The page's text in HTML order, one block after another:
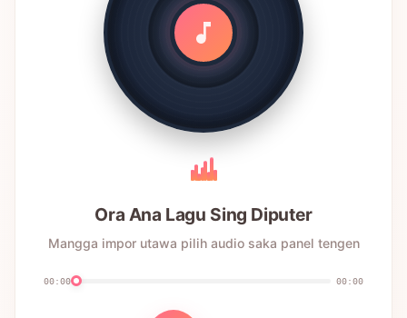
Ora Ana Lagu Sing Diputer
Mangga impor utawa pilih audio saka panel tengen
00:00 00:00